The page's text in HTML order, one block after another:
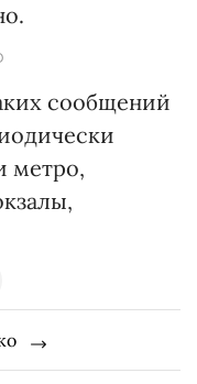
сообщений
метро,